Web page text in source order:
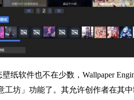
纸软件也不在少数，Wallpaper
工坊」功能了。其允许创作者在其